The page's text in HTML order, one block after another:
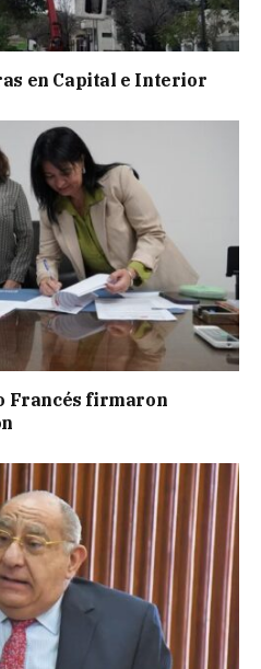
en Capital e Interior
Francés firmaron